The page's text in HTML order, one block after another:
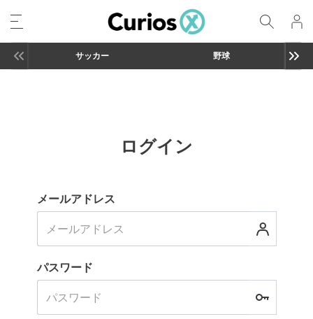
サッカー 野球
ログイン
メールアドレス
パスワード